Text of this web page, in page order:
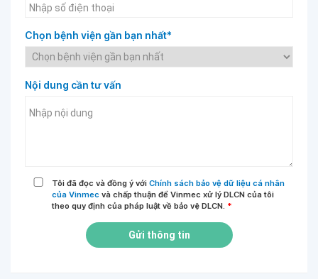
Chọn bệnh viện gần bạn nhất*
Nội dung cần tư vấn
Tôi đã đọc và đồng ý với Chính sách bảo vệ dữ liệu cá nhân
của Vinmec và chấp thuận để Vinmec xử lý DLCN của tôi
theo quy định của pháp luật về bảo vệ DLCN. *
Gửi thông tin